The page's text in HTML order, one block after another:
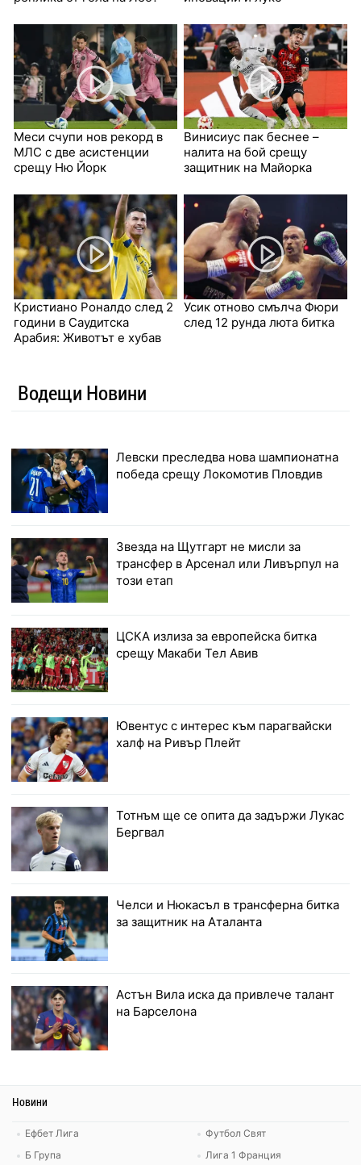
Меси счупи нов рекорд в
МЛС с две асистенции
срещу Ню Йорк
Винисиус пак беснее –
налита на бой срещу
защитник на Майорка
Кристиано Роналдо след 2
години в Саудитска
Арабия: Животът е хубав
Усик отново смълча Фюри
след 12 рунда люта битка
Водещи Новини
Левски преследва нова шампионатна
победа срещу Локомотив Пловдив
Звезда на Щутгарт не мисли за
трансфер в Арсенал или Ливърпул на
този етап
ЦСКА излиза за европейска битка
срещу Макаби Тел Авив
Ювентус с интерес към парагвайски
халф на Ривър Плейт
Тотнъм ще се опита да задържи Лукас
Бергвал
Челси и Нюкасъл в трансферна битка
за защитник на Аталанта
Астън Вила иска да привлече талант
на Барселона
Новини
Ефбет Лига
Б Група
Футбол Свят
Лига 1 Франция